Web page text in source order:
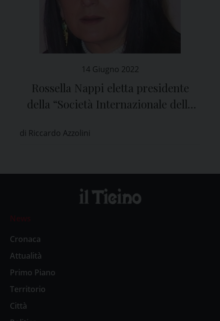
14 Giugno 2022
Rossella Nappi eletta presidente
della “Società Internazionale della
di Riccardo Azzolini
News
Cronaca
Attualità
Primo Piano
Territorio
Città